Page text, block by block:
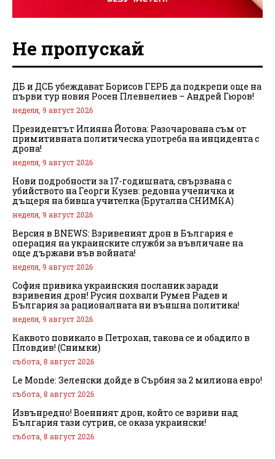
Не пропускай
ДБ и ДСБ убеждават Борисов ГЕРБ да подкрепи още на
първи тур новия Росен Плевнелиев – Андрей Гюров!
неделя, 9 август 2026
Президентът Илияна Йотова: Разочарована съм от
примитивната политическа употреба на инцидента с
дрона!
неделя, 9 август 2026
Нови подробности за 17-годишната, свързвана с
убийството на Георги Кузев: редовна ученичка и
дъщеря на бивша учителка (Брутална СНИМКА)
неделя, 9 август 2026
Версия в BNEWS: Взривеният дрон в България е
операция на украинските служби за въвличане на
още държави във войната!
неделя, 9 август 2026
София привика украинския посланик заради
взривения дрон! Русия похвали Румен Радев и
България за рационалната ни външна политика!
неделя, 9 август 2026
Каквото повикало в Петрохан, такова се и обадило в
Пловдив! (Снимки)
събота, 8 август 2026
Le Monde: Зеленски дойде в Сърбия за 2 милиона евро!
събота, 8 август 2026
Извънредно! Военният дрон, който се взриви над
България тази сутрин, се оказа украински!
събота, 8 август 2026